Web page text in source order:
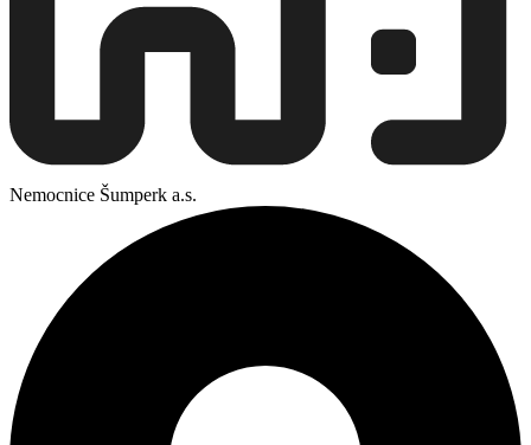
Nemocnice Šumperk a.s.